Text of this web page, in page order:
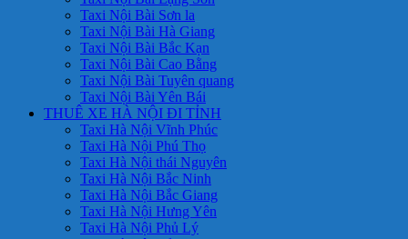
Taxi Nội Bài Sơn la
Taxi Nội Bài Hà Giang
Taxi Nội Bài Bắc Kạn
Taxi Nội Bài Cao Bằng
Taxi Nội Bài Tuyên quang
Taxi Nội Bài Yên Bái
THUÊ XE HÀ NỘI ĐI TỈNH
Taxi Hà Nội Vĩnh Phúc
Taxi Hà Nội Phú Thọ
Taxi Hà Nội thái Nguyên
Taxi Hà Nội Bắc Ninh
Taxi Hà Nội Bắc Giang
Taxi Hà Nội Hưng Yên
Taxi Hà Nội Phủ Lý